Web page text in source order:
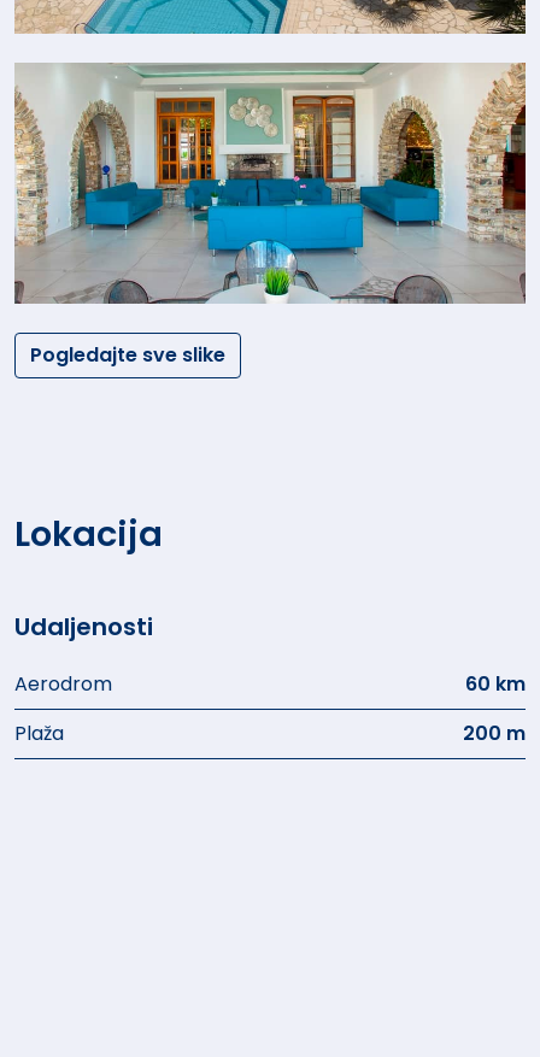
Pogledajte sve slike
Lokacija
Udaljenosti
Aerodrom
60 km
Plaža
200 m